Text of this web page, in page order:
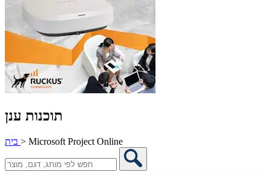
תוכנות ענן
> Microsoft Project Online